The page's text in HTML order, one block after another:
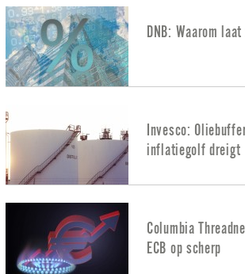
DNB: Waarom
Invesco:
inflatiegolf dreigt
Columbia
ECB op scherp